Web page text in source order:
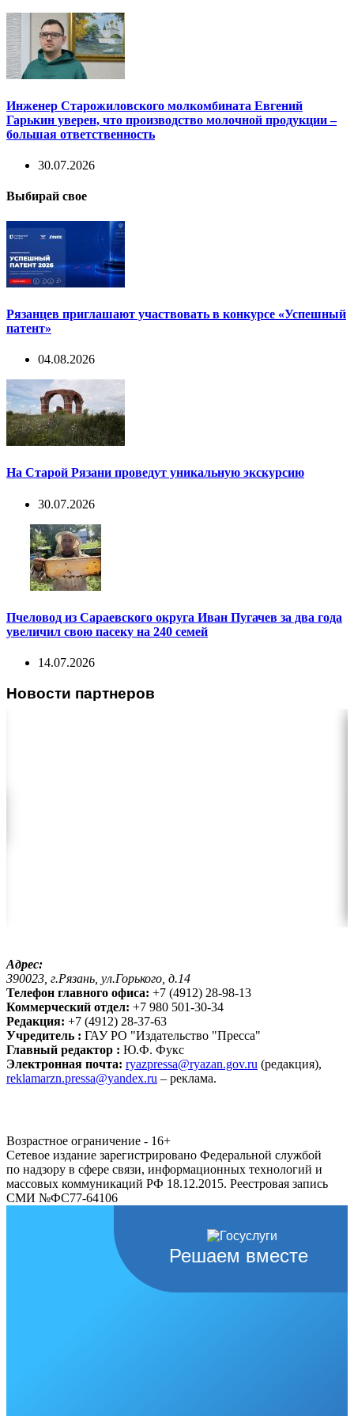
Инженер Старожиловского молкомбината Евгений
Гарькин уверен, что производство молочной продукции –
большая ответственность
30.07.2026
Выбирай свое
Рязанцев приглашают участвовать в конкурсе «Успешный
патент»
04.08.2026
На Старой Рязани проведут уникальную экскурсию
30.07.2026
Пчеловод из Сараевского округа Иван Пугачев за два года
увеличил свою пасеку на 240 семей
14.07.2026
Новости партнеров
Адрес:
390023, г.Рязань, ул.Горького, д.14
Телефон главного офиса: +7 (4912) 28-98-13
Коммерческий отдел: +7 980 501-30-34
Редакция: +7 (4912) 28-37-63
Учредитель : ГАУ РО "Издательство "Пресса"
Главный редактор : Ю.Ф. Фукс
Электронная почта: ryazpressa@ryazan.gov.ru (редакция),
reklamarzn.pressa@yandex.ru – реклама.
Возрастное ограничение - 16+
Сетевое издание зарегистрировано Федеральной службой
по надзору в сфере связи, информационных технологий и
массовых коммуникаций РФ 18.12.2015. Реестровая запись
СМИ №ФС77-64106
Решаем вместе